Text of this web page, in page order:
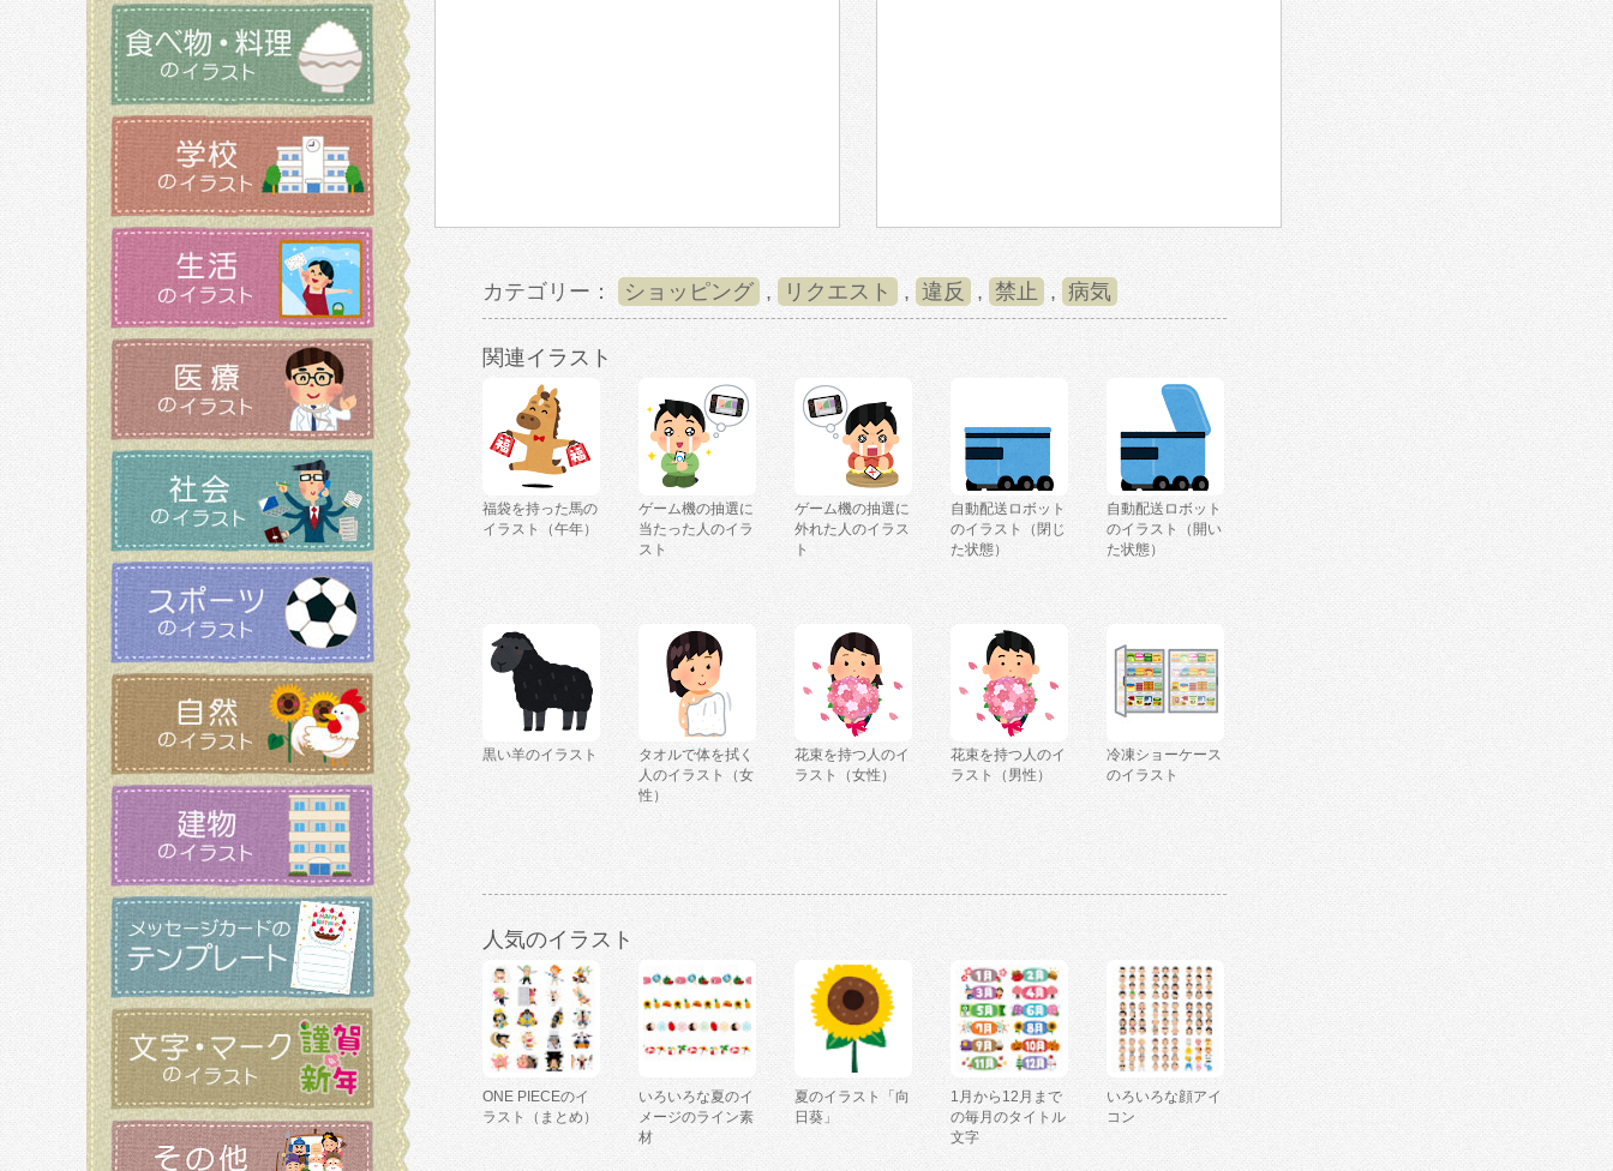
カテゴリー： ショッピング , リクエスト , 違反 , 禁止 , 病気
関連イラスト
福袋を持った馬の
イラスト（午年）
ゲーム機の抽選に
当たった人のイラ
スト
ゲーム機の抽選に
外れた人のイラス
ト
自動配送ロボット
のイラスト（閉じ
た状態）
自動配送ロボット
のイラスト（開い
た状態）
黒い羊のイラスト
タオルで体を拭く
人のイラスト（女
性）
花束を持つ人のイ
ラスト（女性）
花束を持つ人のイ
ラスト（男性）
冷凍ショーケース
のイラスト
人気のイラスト
ONE PIECEのイ
ラスト（まとめ）
いろいろな夏のイ
メージのライン素
材
夏のイラスト「向
日葵」
1月から12月まで
の毎月のタイトル
文字
いろいろな顔アイ
コン